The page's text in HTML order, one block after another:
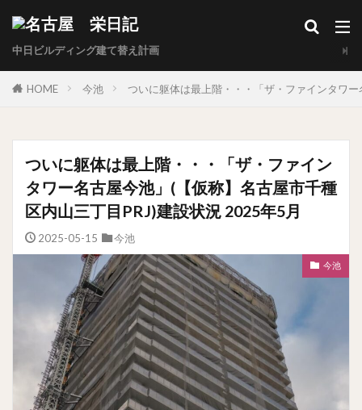
中日ビルディング建て替え計画
HOME 今池 ついに躯体は最上階・・・「ザ・ファインタワ
ついに躯体は最上階・・・「ザ・ファイン
タワー名古屋今池」(【仮称】名古屋市千種
区内山三丁目PRJ)建設状況 2025年5月
2025-05-15 今池
今池